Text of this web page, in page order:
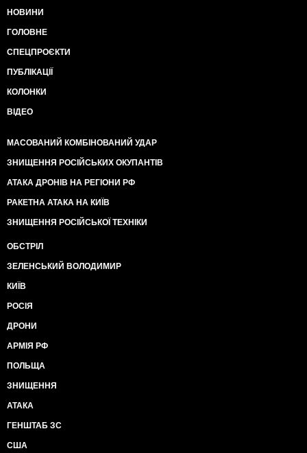
НОВИНИ
ГОЛОВНЕ
СПЕЦПРОЄКТИ
ПУБЛІКАЦІЇ
КОЛОНКИ
ВІДЕО
МАСОВАНИЙ КОМБІНОВАНИЙ УДАР
ЗНИЩЕННЯ РОСІЙСЬКИХ ОКУПАНТІВ
АТАКА ДРОНІВ НА РЕГІОНИ РФ
РАКЕТНА АТАКА НА КИЇВ
ЗНИЩЕННЯ РОСІЙСЬКОЇ ТЕХНІКИ
ОБСТРІЛ
ЗЕЛЕНСЬКИЙ ВОЛОДИМИР
КИЇВ
РОСІЯ
ДРОНИ
АРМІЯ РФ
ПОЛЬЩА
ЗНИЩЕННЯ
АТАКА
ГЕНШТАБ ЗС
США